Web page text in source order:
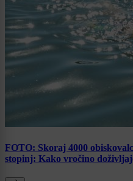
FOTO: Skoraj 4000
stopinj: Kako vročino